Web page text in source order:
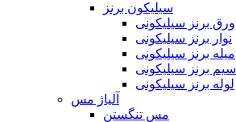
سیلیکون برنز
ورق برنز سیلیکونی
نوار برنز سیلیکونی
میله برنز سیلیکونی
سیم برنز سیلیکونی
لوله برنز سیلیکونی
آلیاژ مس
مس تنگستن